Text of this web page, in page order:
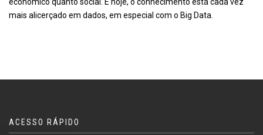
mais alicerçado em dados, em especial com o Big Data.
ACESSO RÁPIDO